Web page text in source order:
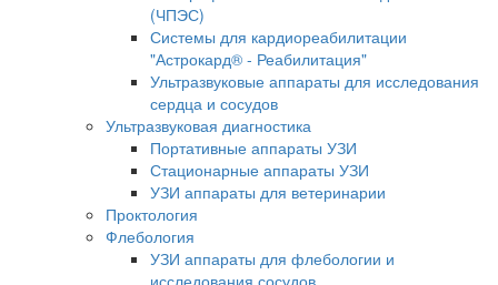
(ЧПЭС)
Системы для кардиореабилитации
"Астрокард® - Реабилитация"
Ультразвуковые аппараты для исследования
сердца и сосудов
Ультразвуковая диагностика
Портативные аппараты УЗИ
Стационарные аппараты УЗИ
УЗИ аппараты для ветеринарии
Проктология
Флебология
УЗИ аппараты для флебологии и